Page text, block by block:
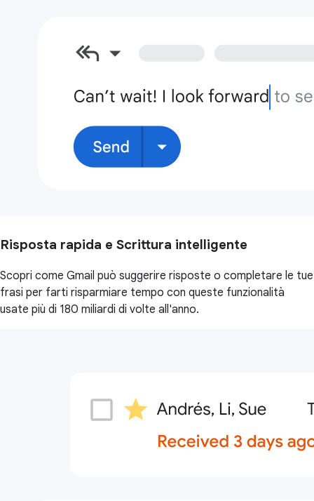
Risposta rapida e Scrittura intelligente
Scopri come Gmail può suggerire risposte o completare le tue
frasi per farti risparmiare tempo con queste funzionalità
usate più di 180 miliardi di volte all'anno.